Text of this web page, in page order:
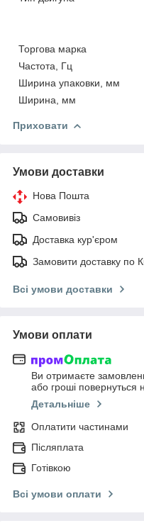
Торгова марка
Частота, Гц
Ширина упаковки, мм
Ширина, мм
Приховати
Умови доставки
Нова Пошта
Самовивіз
Доставка кур'єром
Замовити доставку по
Всі умови доставки
Умови оплати
Ви отримаєте
або гроші повернуться
Детальніше
Оплатити частинами
Післяплата
Готівкою
Всі умови оплати